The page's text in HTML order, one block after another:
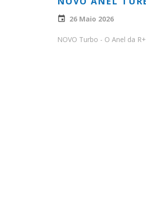
26 Maio 2026
NOVO Turbo - O Anel da